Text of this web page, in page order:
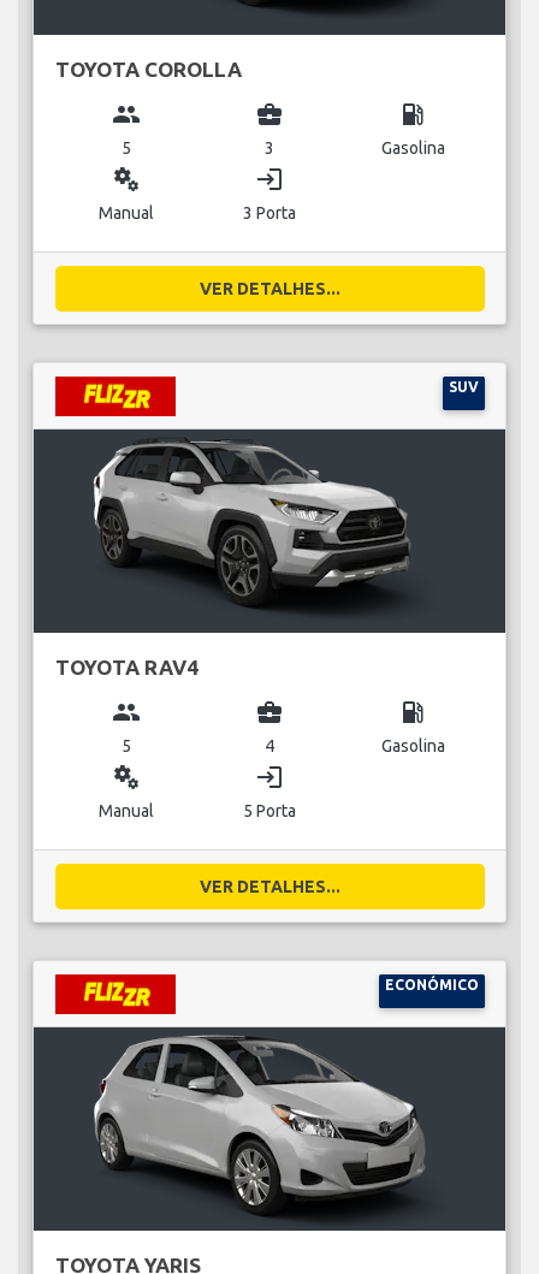
TOYOTA COROLLA
group
5
business_center
3
local_gas_station
Gasolina
miscellaneous_services
Manual
login
3 Porta
VER DETALHES...
SUV
TOYOTA RAV4
group
5
business_center
4
local_gas_station
Gasolina
miscellaneous_services
Manual
login
5 Porta
VER DETALHES...
ECONÓMICO
TOYOTA YARIS